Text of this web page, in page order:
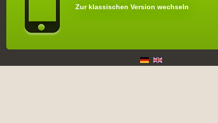
Zur klassischen Version wechseln